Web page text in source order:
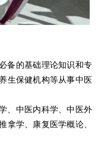
备的基础理论知识和专
生保健机构等从事中医
、中医内科学、中医外
拿学、康复医学概论、